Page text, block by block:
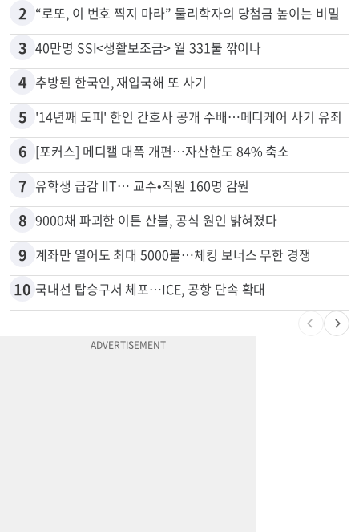
2 “로또, 이 번호 찍지 마라” 물리학자의 당첨금 높이는 비밀
3 40만명 SSI<생활보조금> 월 331불 깎이나
4 추방된 한국인, 재입국해 또 사기
5 '14년째 도피' 한인 간호사 공개 수배…메디케어 사기 유죄
6 [포커스] 메디캘 대폭 개편…자산한도 84% 축소
7 유학생 급감 IIT… 교수•직원 160명 감원
8 9000채 파괴한 이튼 산불, 공식 원인 밝혀졌다
9 계좌만 열어도 최대 5000불…체킹 보너스 무한 경쟁
10 국내선 탑승구서 체포…ICE, 공항 단속 확대